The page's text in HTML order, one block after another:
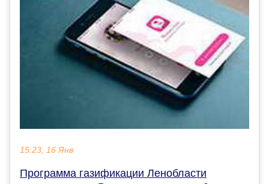
15:23, 16 Янв
Программа газификации Ленобласти